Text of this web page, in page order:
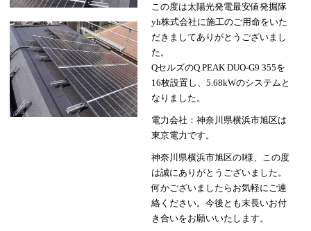
この度は太陽光発電最安値発掘隊
yh株式会社に施工のご用命をいた
だきましてありがとうございまし
た。
QセルズのQ.PEAK DUO-G9 355を
16枚設置し、5.68kWのシステムと
なりました。
電力会社：神奈川県横浜市旭区は
東京電力です。
神奈川県横浜市旭区のI様、この度
は誠にありがとうございました。
何かございましたらお気軽にご連
絡ください。今後とも末長いお付
き合いをお願いいたします。